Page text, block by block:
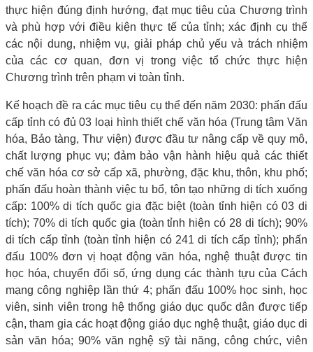
thực hiện đúng định hướng, đạt mục tiêu của Chương trình
và phù hợp với điều kiện thực tế của tỉnh; xác định cụ thể
các nội dung, nhiệm vụ, giải pháp chủ yếu và trách nhiệm
của các cơ quan, đơn vị trong việc tổ chức thực hiện
Chương trình trên phạm vi toàn tỉnh.
Kế hoạch đề ra các mục tiêu cụ thể đến năm 2030: phấn đấu
cấp tỉnh có đủ 03 loại hình thiết chế văn hóa (Trung tâm Văn
hóa, Bảo tàng, Thư viện) được đầu tư nâng cấp về quy mô,
chất lượng phục vụ; đảm bảo vận hành hiệu quả các thiết
chế văn hóa cơ sở cấp xã, phường, đặc khu, thôn, khu phố;
phấn đấu hoàn thành việc tu bổ, tôn tạo những di tích xuống
cấp: 100% di tích quốc gia đặc biệt (toàn tỉnh hiện có 03 di
tích); 70% di tích quốc gia (toàn tỉnh hiện có 28 di tích); 90%
di tích cấp tỉnh (toàn tỉnh hiện có 241 di tích cấp tỉnh); phấn
đấu 100% đơn vị hoạt động văn hóa, nghệ thuật được tin
học hóa, chuyển đổi số, ứng dụng các thành tựu của Cách
mạng công nghiệp lần thứ 4; phấn đấu 100% học sinh, học
viên, sinh viên trong hệ thống giáo dục quốc dân được tiếp
cận, tham gia các hoạt động giáo dục nghệ thuật, giáo dục di
sản văn hóa; 90% văn nghệ sỹ tài năng, công chức, viên